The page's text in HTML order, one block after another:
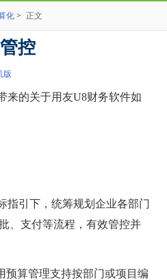
化 > 正文
控
版
的关于用友U8财务软件如
引下，统筹规划企业各部门
、支付等流程，有效管控并
算管理支持按部门或项目编